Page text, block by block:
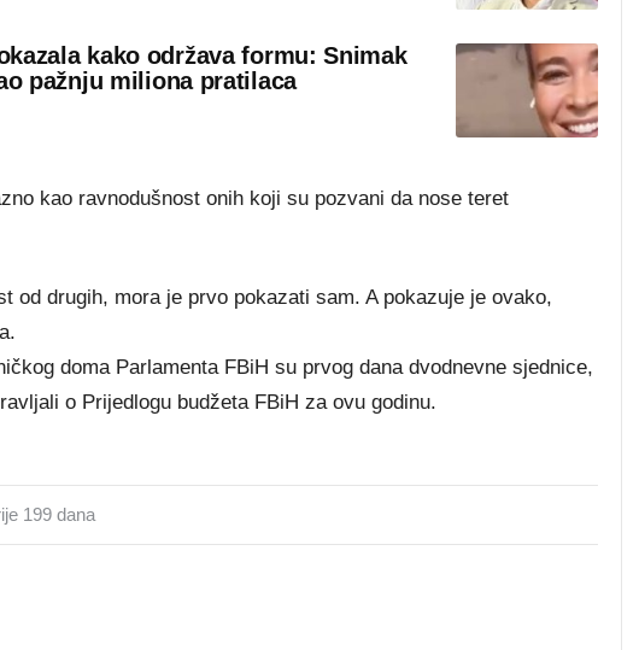
kako održava formu: Snimak
pažnju miliona pratilaca
kao ravnodušnost onih koji su pozvani da nose teret
od drugih, mora je prvo pokazati sam. A pokazuje je ovako,
doma Parlamenta FBiH su prvog dana dvodnevne sjednice,
o Prijedlogu budžeta FBiH za ovu godinu.
199 dana